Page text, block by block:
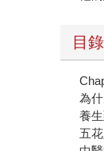
目錄
為
養
五